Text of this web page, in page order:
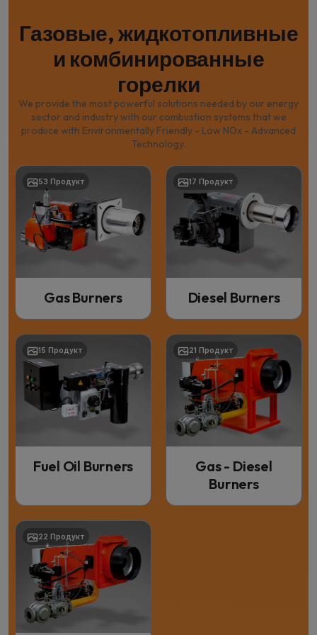
Газовые, жидкотопливные
и комбинированные
горелки
We provide the most powerful solutions needed by our energy
sector and industry with our combustion systems that we
produce with Environmentally Friendly - Low NOx - Advanced
Technology.
53 Продукт
Gas Burners
17 Продукт
Diesel Burners
15 Продукт
Fuel Oil Burners
21 Продукт
Gas - Diesel
Burners
22 Продукт